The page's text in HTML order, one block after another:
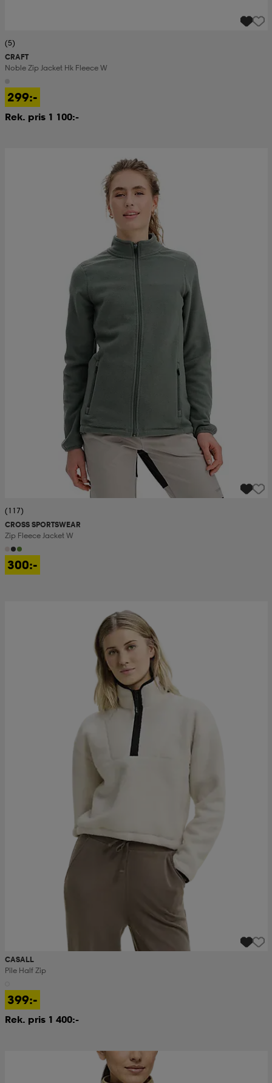
(5)
CRAFT
Noble Zip Jacket Hk Fleece W
299:-
Rek. pris 1 100:-
(117)
CROSS SPORTSWEAR
Zip Fleece Jacket W
300:-
CASALL
Pile Half Zip
399:-
Rek. pris 1 400:-